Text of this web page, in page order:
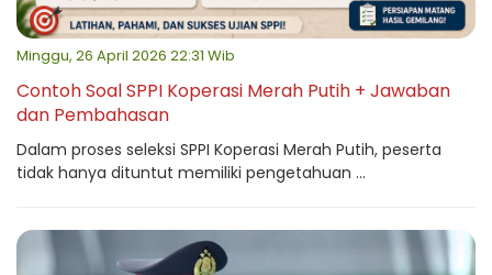
Minggu, 26 April 2026 22:31 Wib
Contoh Soal SPPI Koperasi Merah Putih + Jawaban
dan Pembahasan
Dalam proses seleksi SPPI Koperasi Merah Putih, peserta
tidak hanya dituntut memiliki pengetahuan ...